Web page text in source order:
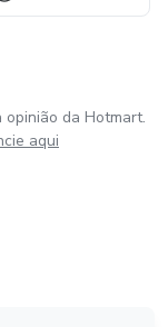
da Hotmart.
aqui